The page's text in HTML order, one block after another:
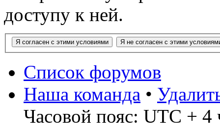
доступу к ней.
Список форумов
Наша команда •
Часовой пояс: UTC + 4